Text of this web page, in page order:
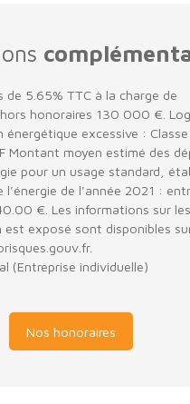
de 5.65% TTC à la charge de
hors honoraires 130 000 €.
énergétique excessive :
Montant moyen estimé des
pour un usage standard,
l'énergie de l'année 2021 :
€. Les informations sur
est exposé sont disponibles
(Entreprise individuelle)
Nos honoraires